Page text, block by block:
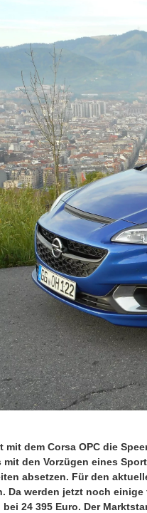
mit dem Corsa OPC die
mit den Vorzügen eines
absetzen. Für den
Da werden jetzt noch einige
24 395 Euro. Der